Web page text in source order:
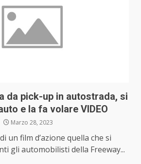
da pick-up in autostrada, si
e la fa volare VIDEO
Marzo 28, 2023
un film d’azione quella che si
gli automobilisti della Freeway...